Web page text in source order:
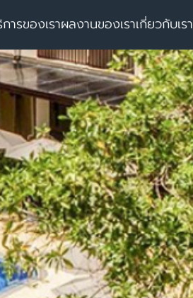
ารของเราผลงานของเราเกี่ยวกับเรา